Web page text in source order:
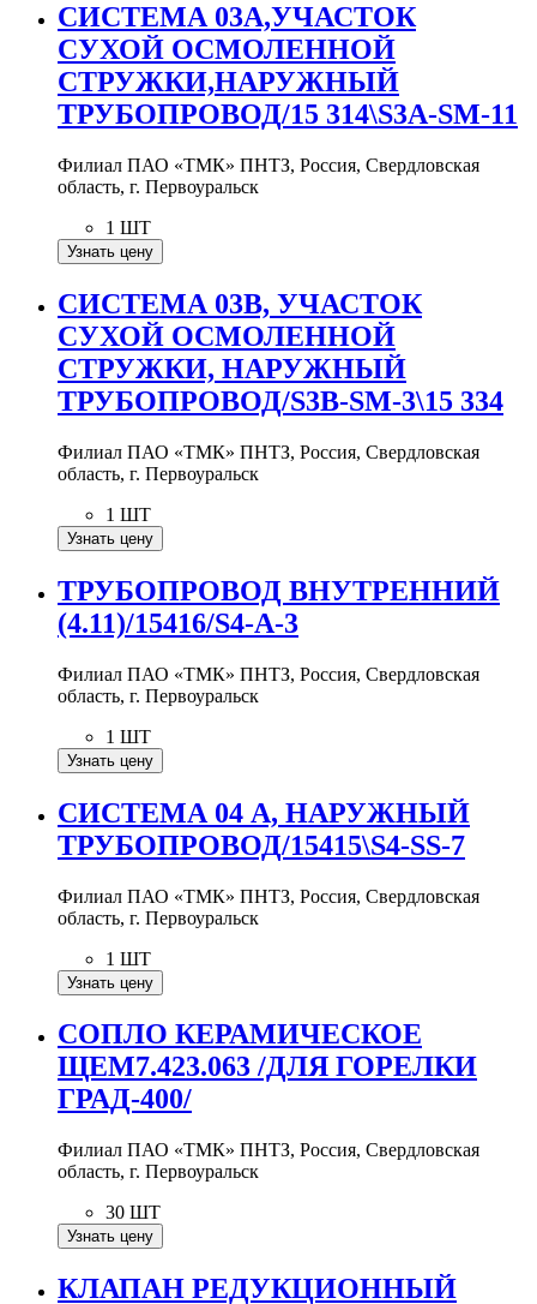
СИСТЕМА 03А,УЧАСТОК
СУХОЙ ОСМОЛЕННОЙ
СТРУЖКИ,НАРУЖНЫЙ
ТРУБОПРОВОД/15 314\S3A-SM-11
Филиал ПАО «ТМК» ПНТЗ, Россия, Свердловская
область, г. Первоуральск
1 ШТ
Узнать цену
СИСТЕМА 03В, УЧАСТОК
СУХОЙ ОСМОЛЕННОЙ
СТРУЖКИ, НАРУЖНЫЙ
ТРУБОПРОВОД/S3B-SM-3\15 334
Филиал ПАО «ТМК» ПНТЗ, Россия, Свердловская
область, г. Первоуральск
1 ШТ
Узнать цену
ТРУБОПРОВОД ВНУТРЕННИЙ
(4.11)/15416/S4-A-3
Филиал ПАО «ТМК» ПНТЗ, Россия, Свердловская
область, г. Первоуральск
1 ШТ
Узнать цену
СИСТЕМА 04 А, НАРУЖНЫЙ
ТРУБОПРОВОД/15415\S4-SS-7
Филиал ПАО «ТМК» ПНТЗ, Россия, Свердловская
область, г. Первоуральск
1 ШТ
Узнать цену
СОПЛО КЕРАМИЧЕСКОЕ
ЩЕМ7.423.063 /ДЛЯ ГОРЕЛКИ
ГРАД-400/
Филиал ПАО «ТМК» ПНТЗ, Россия, Свердловская
область, г. Первоуральск
30 ШТ
Узнать цену
КЛАПАН РЕДУКЦИОННЫЙ